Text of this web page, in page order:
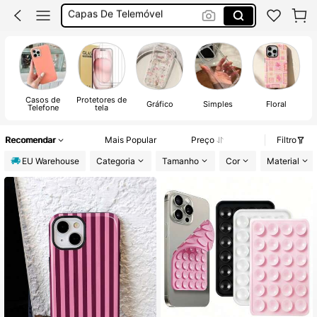
Capa De Iphone
Capa Iphone
Casos de
Telefone
Protetores de
tela Gráfico Simples Floral
Recomendar Mais Popular Preço
Filtro
EU Warehouse
Categoria Tamanho Cor Material